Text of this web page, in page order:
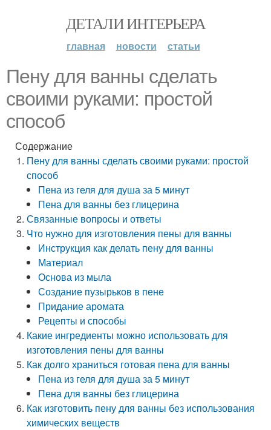
ДЕТАЛИ ИНТЕРЬЕРА
главная новости статьи
Пену для ванны сделать
своими руками: простой
способ
Содержание
Пену для ванны сделать своими руками: простой
способ
Пена из геля для душа за 5 минут
Пена для ванны без глицерина
Связанные вопросы и ответы
Что нужно для изготовления пены для ванны
Инструкция как делать пену для ванны
Материал
Основа из мыла
Создание пузырьков в пене
Придание аромата
Рецепты и способы
Какие ингредиенты можно использовать для
изготовления пены для ванны
Как долго храниться готовая пена для ванны
Пена из геля для душа за 5 минут
Пена для ванны без глицерина
Как изготовить пену для ванны без использования
химических веществ